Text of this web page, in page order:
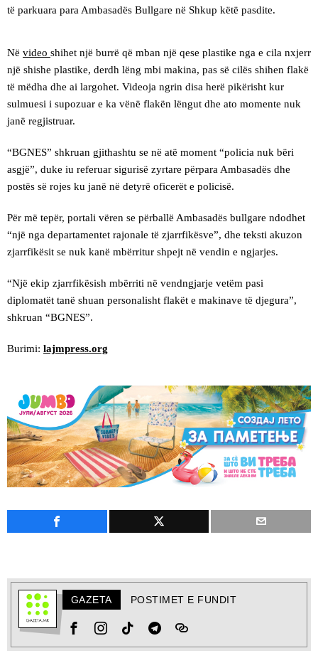
të parkuara para Ambasadës Bullgare në Shkup këtë pasdite.
Në video shihet një burrë që mban një qese plastike nga e cila nxjerr
një shishe plastike, derdh lëng mbi makina, pas së cilës shihen flakë
të mëdha dhe ai largohet. Videoja ngrin disa herë pikërisht kur
sulmuesi i supozuar e ka vënë flakën lëngut dhe ato momente nuk
janë regjistruar.
“BGNES” shkruan gjithashtu se në atë moment “policia nuk bëri
asgjë”, duke iu referuar sigurisë zyrtare përpara Ambasadës dhe
postës së rojes ku janë në detyrë oficerët e policisë.
Për më tepër, portali vëren se përballë Ambasadës bullgare ndodhet
“një nga departamentet rajonale të zjarrfikësve”, dhe teksti akuzon
zjarrfikësit se nuk kanë mbërritur shpejt në vendin e ngjarjes.
“Një ekip zjarrfikësish mbërriti në vendngjarje vetëm pasi
diplomatët tanë shuan personalisht flakët e makinave të djegura”,
shkruan “BGNES”.
Burimi: lajmpress.org
GAZETA POSTIMET E FUNDIT